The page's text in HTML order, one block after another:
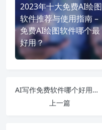
2023年十大免费AI绘图
软件推荐与使用指南 –
免费AI绘图软件哪个最
好用？
AI写作免费软件哪个好用？这3款亲测靠谱
上一篇